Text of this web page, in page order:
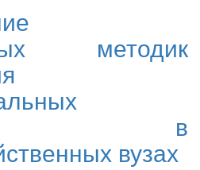
методик
в
вузах